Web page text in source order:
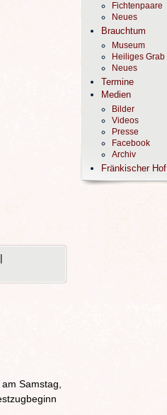
|
Samstag,
Fichtenpaare
Neues
Brauchtum
Museum
Heiliges Grab
Neues
Termine
Medien
Bilder
Videos
Presse
Facebook
Archiv
Fränkischer Hof